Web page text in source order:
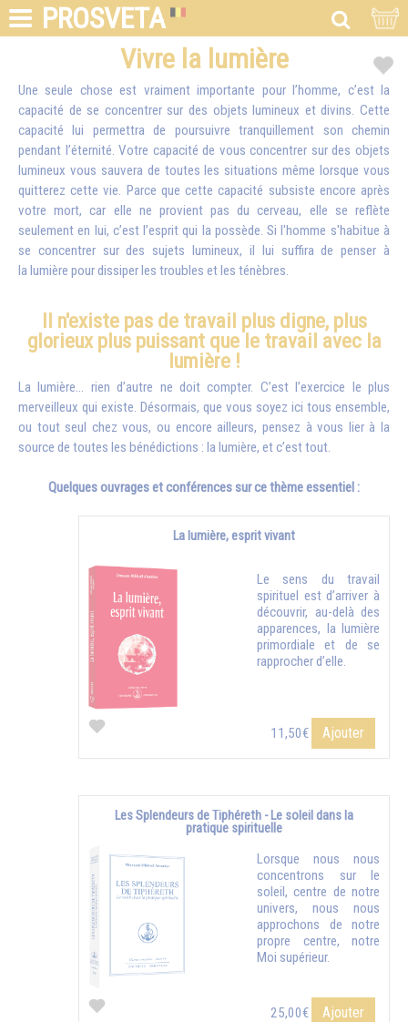
PROSVETA
Vivre la lumière
Une seule chose est vraiment importante pour l’homme, c’est la
capacité de se concentrer sur des objets lumineux et divins. Cette
capacité lui permettra de poursuivre tranquillement son chemin
pendant l’éternité. Votre capacité de vous concentrer sur des objets
lumineux vous sauvera de toutes les situations même lorsque vous
quitterez cette vie. Parce que cette capacité subsiste encore après
votre mort, car elle ne provient pas du cerveau, elle se reflète
seulement en lui, c’est l’esprit qui la possède. Si l'homme s'habitue à
se concentrer sur des sujets lumineux, il lui suffira de penser à
la lumière pour dissiper les troubles et les ténèbres.
Il n'existe pas de travail plus digne, plus
glorieux plus puissant que le travail avec la
lumière !
La lumière… rien d’autre ne doit compter. C’est l’exercice le plus
merveilleux qui existe. Désormais, que vous soyez ici tous ensemble,
ou tout seul chez vous, ou encore ailleurs, pensez à vous lier à la
source de toutes les bénédictions : la lumière, et c’est tout.
Quelques ouvrages et conférences sur ce thème essentiel :
La lumière, esprit vivant
Le sens du travail
spirituel est d’arriver à
découvrir, au-delà des
apparences, la lumière
primordiale et de se
rapprocher d’elle.
11,50€ Ajouter
Les Splendeurs de Tiphéreth - Le soleil dans la
pratique spirituelle
Lorsque nous nous
concentrons sur le
soleil, centre de notre
univers, nous nous
approchons de notre
propre centre, notre
Moi supérieur.
25,00€ Ajouter